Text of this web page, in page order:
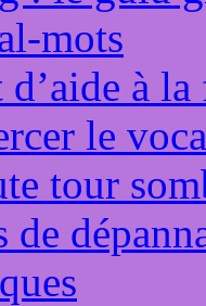
mots
d’aide à
le
tour
de